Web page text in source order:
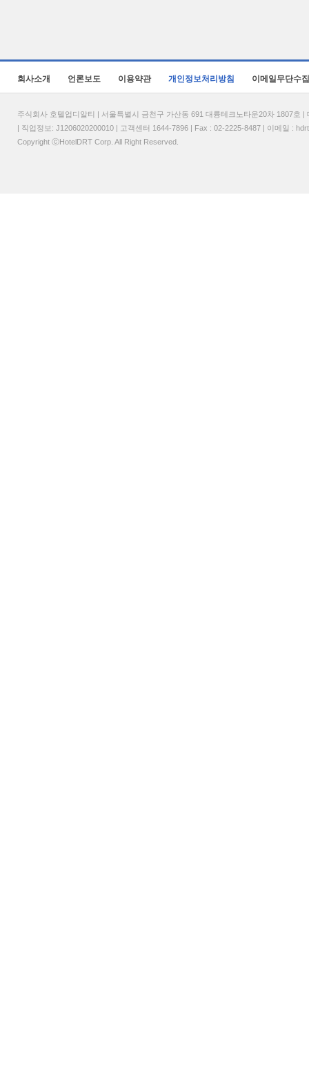
회사소개 언론보도 이용약관 개인정보처리방침 이메일무단수
주식회사 호텔업디알티 | 서울특별시 금천구 가산동 691 대륭테크노타운20차 1807
| 직업정보: J1206020200010 | 고객센터 1644-7896 | Fax : 02-2225-8487 | 이메일 :
Copyright ⓒHotelDRT Corp. All Right Reserved.